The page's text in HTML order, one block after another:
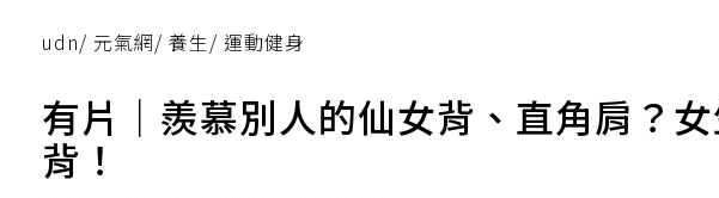
udn/ 元氣網/ 養生/ 運動健身
有片｜羨慕別人的仙女背、直角肩？
背！